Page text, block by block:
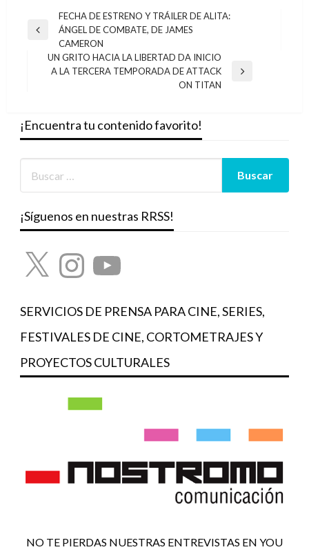
Navegación
de
entradas
Entrada
FECHA DE ESTRENO Y TRÁILER DE ALITA:
ÁNGEL DE COMBATE, DE JAMES
CAMERON
Entrada
UN GRITO HACIA LA LIBERTAD DA INICIO
A LA TERCERA TEMPORADA DE ATTACK
ON TITAN
¡Encuentra tu contenido favorito!
¡Síguenos en nuestras RRSS!
X InstagramYouTube
SERVICIOS DE PRENSA PARA CINE, SERIES,
FESTIVALES DE CINE, CORTOMETRAJES Y
PROYECTOS CULTURALES
NO TE PIERDAS NUESTRAS ENTREVISTAS EN YOU